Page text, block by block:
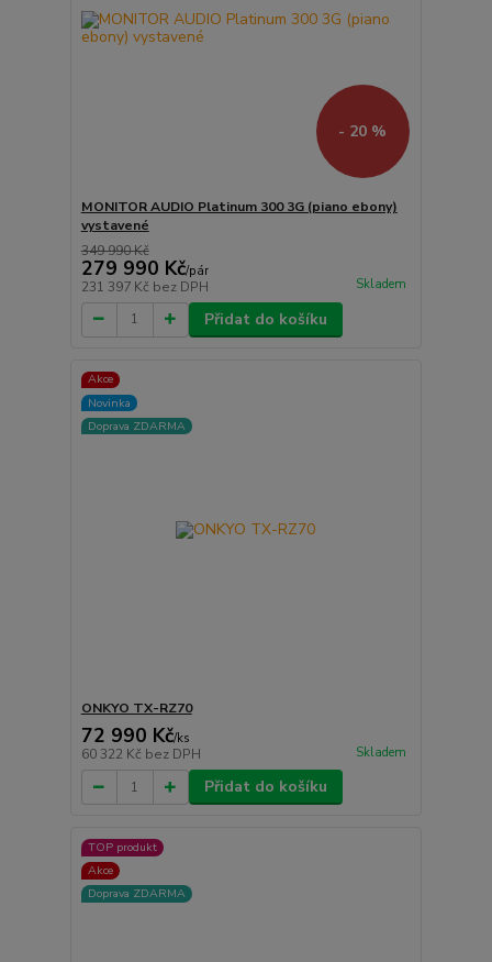
- 20 %
MONITOR AUDIO Platinum 300 3G (piano ebony)
vystavené
349 990 Kč
279 990 Kč/pár
231 397 Kč bez DPH Skladem
Přidat do košíku
Akce
Novinka
Doprava ZDARMA
ONKYO TX-RZ70
72 990 Kč/ks
60 322 Kč bez DPH Skladem
Přidat do košíku
TOP produkt
Akce
Doprava ZDARMA